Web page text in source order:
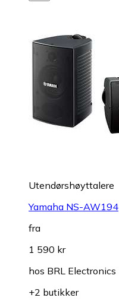
Utendørshøyttalere
Yamaha NS-AW194
fra
1 590 kr
hos BRL Electronics
+2 butikker